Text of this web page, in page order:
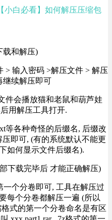
小白必看】如何解压压缩包
载和解压)
> 输入密码 >解压文件 > 解压
继续解压即可
件会播放猫和老鼠和葫芦娃
用解压工具打开.
等各种奇怪的后缀名, 后缀改
即可, (有的系统默认不能更
如何显示文件后缀名).
下载完毕后 才能正确解压)
个分卷即可, 工具在解压过
每个分卷都解压一遍 (所以
式的第一个分卷命名是有区